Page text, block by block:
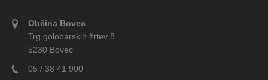
Občina Bovec
Trg golobarskih žrtev 8
5230 Bovec
05 / 38 41 900